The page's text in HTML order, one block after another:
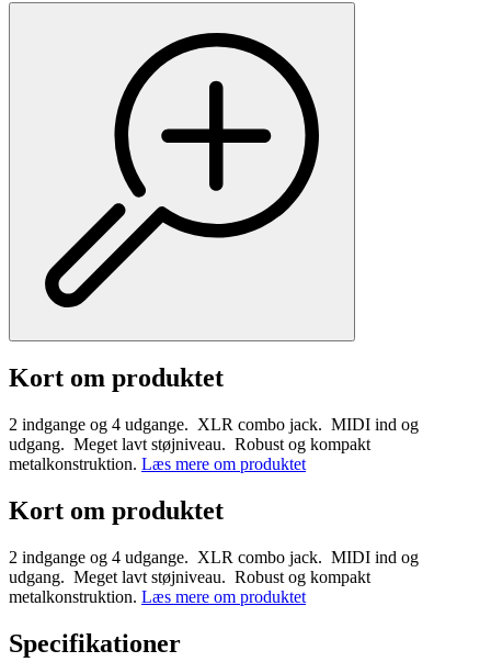
Kort om produktet
2 indgange og 4 udgange. XLR combo jack. MIDI ind og
udgang. Meget lavt støjniveau. Robust og kompakt
metalkonstruktion. Læs mere om produktet
Kort om produktet
2 indgange og 4 udgange. XLR combo jack. MIDI ind og
udgang. Meget lavt støjniveau. Robust og kompakt
metalkonstruktion. Læs mere om produktet
Specifikationer